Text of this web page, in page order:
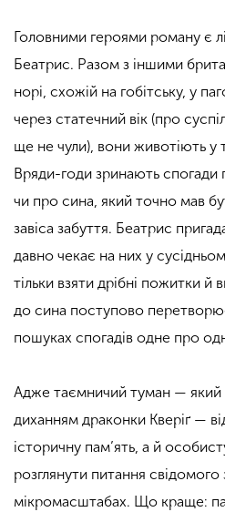
Головними героями роману є
Беатрис. Разом з іншими
норі, схожій на гобітську, у
через статечний вік (про
ще не чули), вони животіють у
Вряди-годи зринають спогади
чи про сина, який точно мав
завіса забуття. Беатрис
давно чекає на них у
тільки взяти дрібні пожитки
до сина поступово
пошуках спогадів одне про
Адже таємничий туман — який
диханням драконки Кверіґ —
історичну пам’ять, а й
розглянути питання свідомого
мікромасштабах. Що краще: